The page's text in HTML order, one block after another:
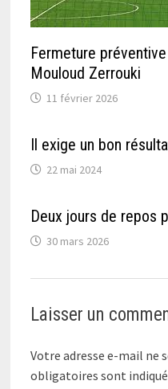
Fermeture
Mouloud Zerrouki
11 février 2026
Il exige un bon
22 mai 2024
Deux jours de repos
30 mars 2026
Laisser un
Votre adresse e-mail ne
obligatoires sont